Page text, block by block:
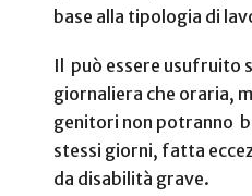
base alla tipologia di
Il può essere usufruito
giornaliera che oraria,
genitori non potranno
stessi giorni, fatta
da disabilità grave.